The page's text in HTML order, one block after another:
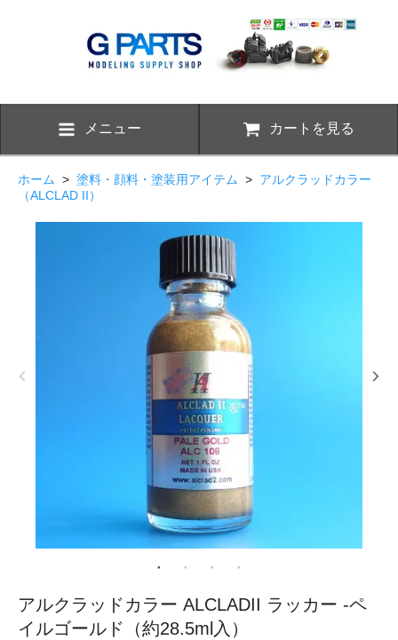
メニュー カートを見る
ホーム > 塗料・顔料・塗装用アイテム > アルクラッドカラー
（ALCLAD II）
アルクラッドカラー ALCLADII ラッカー -ペ
イルゴールド（約28.5ml入）